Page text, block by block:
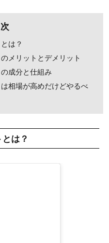
は？
メリットとデメリット
成分と仕組み
相場が高めだけどやるべ
は？